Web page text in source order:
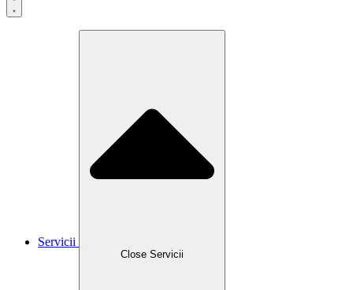
Servicii
Close Servicii